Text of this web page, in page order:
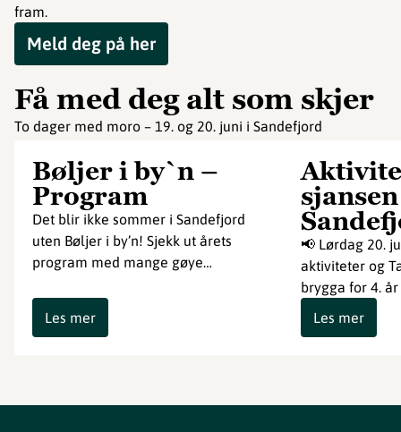
fram.
Meld deg på her
Få med deg alt som skjer
To dager med moro – 19. og 20. juni i Sandefjord
Bøljer i by`n –
Program
Det blir ikke sommer i Sandefjord
uten Bøljer i by’n! Sjekk ut årets
program med mange gøye…
Les mer
📢 Lørdag 20.
aktiviteter og
brygga for 4.
Les mer